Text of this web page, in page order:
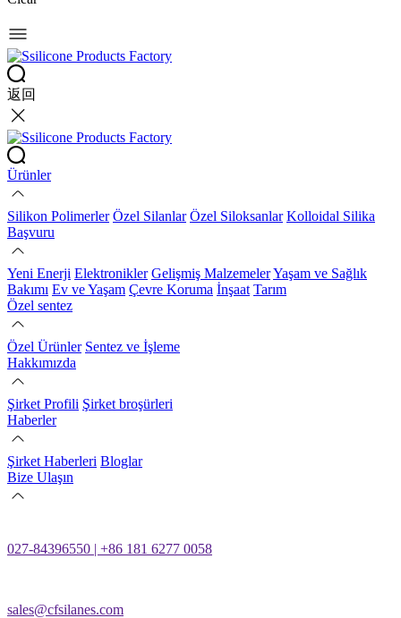
返回
Ürünler
Silikon Polimerler Özel Silanlar Özel Siloksanlar Kolloidal Silika
Başvuru
Yeni Enerji Elektronikler Gelişmiş MalzemelerYaşam ve Sağlık
Bakımı Ev ve Yaşam Çevre Koruma İnşaat Tarım
Özel sentez
Özel Ürünler Sentez ve İşleme
Hakkımızda
Şirket Profili Şirket broşürleri
Haberler
Şirket Haberleri Bloglar
Bize Ulaşın
027-84396550 | +86 181 6277 0058
sales@cfsilanes.com